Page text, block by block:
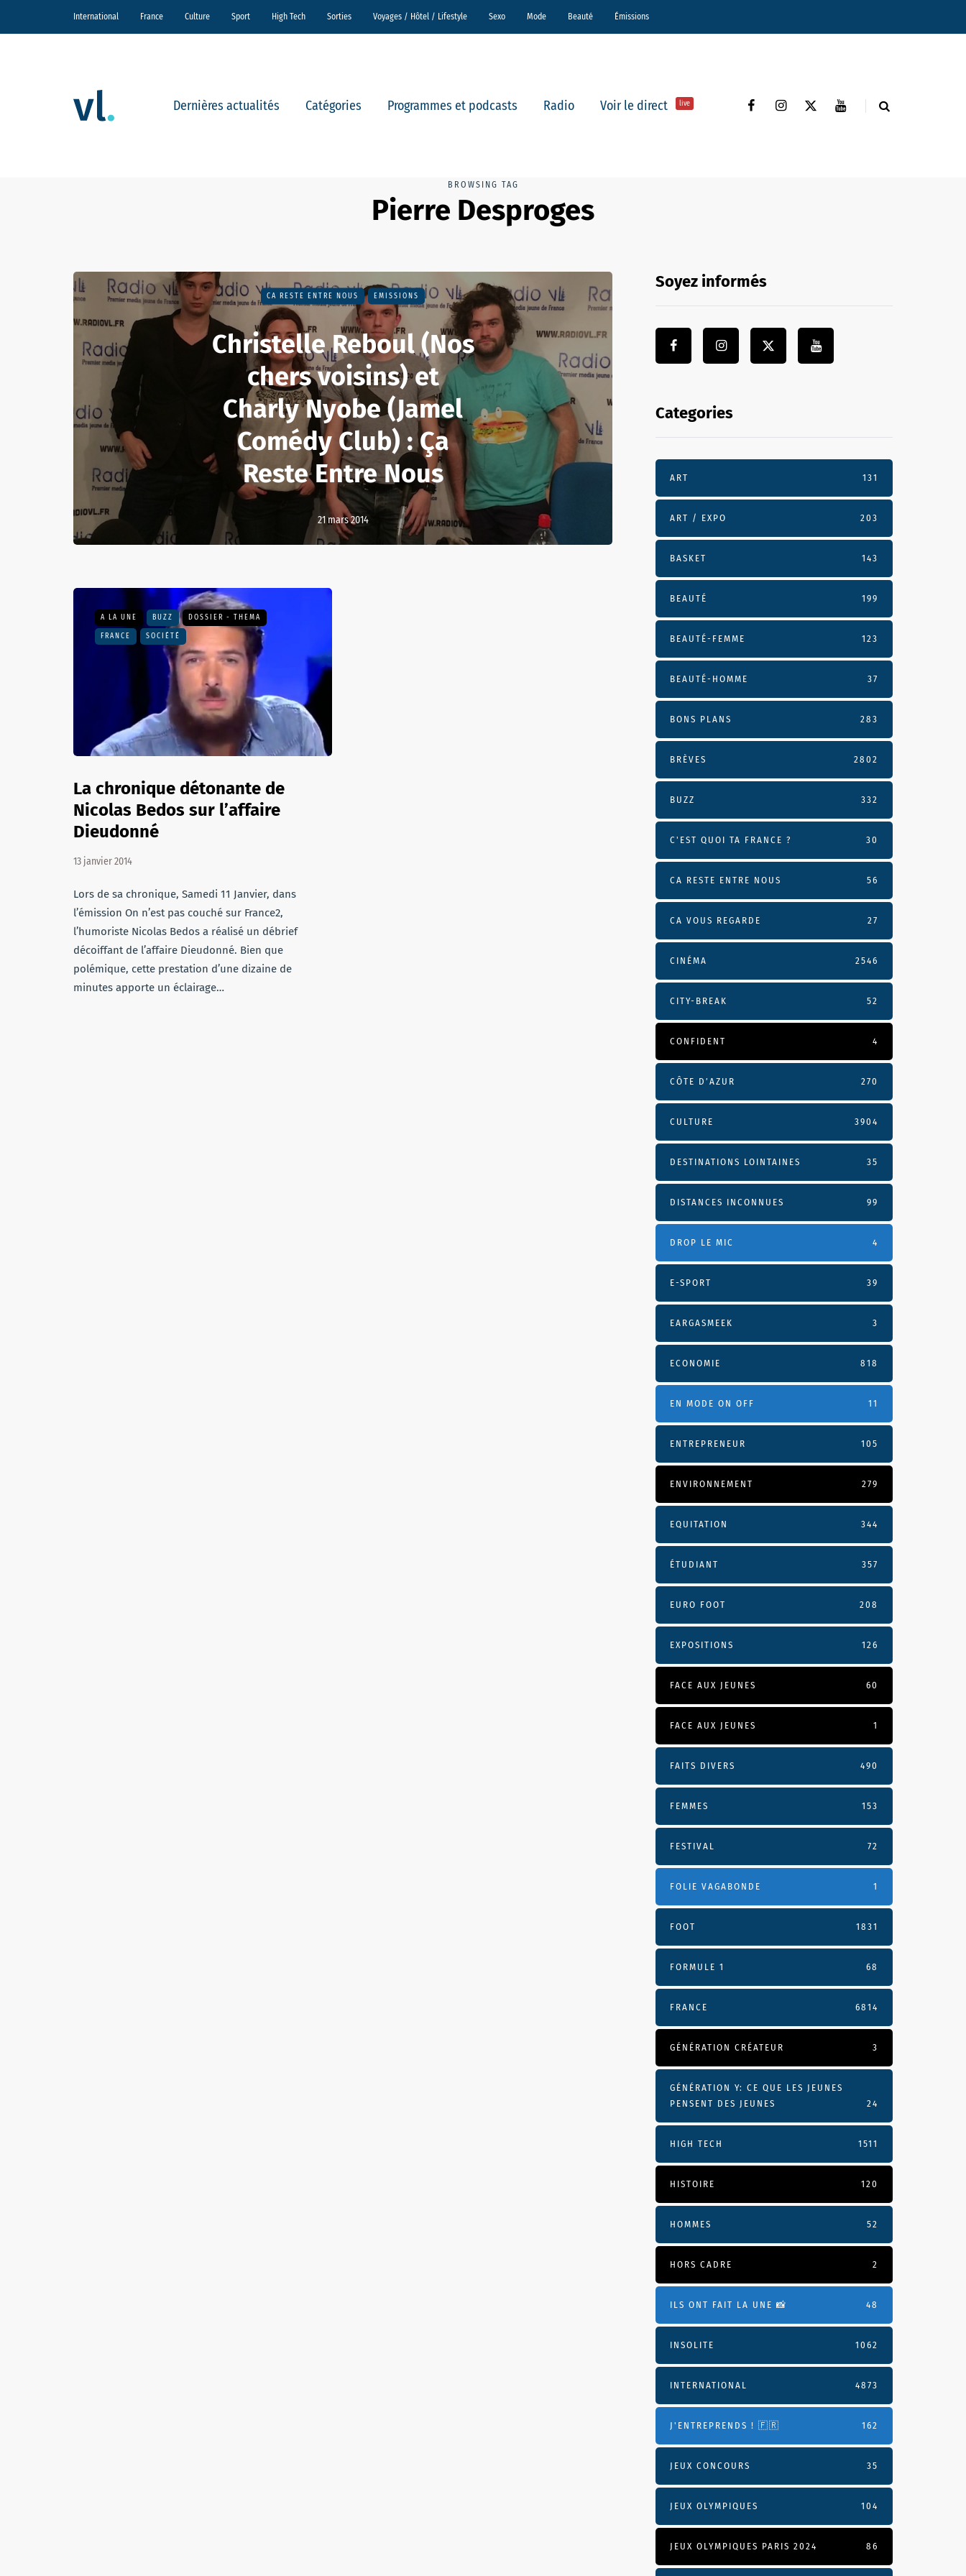
International France Culture Sport High Tech Sorties Voyages / Hôtel / Lifestyle Sexo Mode Beauté Émissions
Dernières actualités Catégories Programmes et podcasts Radio Voir le direct live
BROWSING TAG
Pierre Desproges
CA RESTE ENTRE NOUS EMISSIONS
Christelle Reboul (Nos
chers voisins) et
Charly Nyobe (Jamel
Comédy Club) : Ça
Reste Entre Nous
21 mars 2014
A LA UNE BUZZ DOSSIER - THEMA
FRANCE SOCIÉTÉ
La chronique détonante de
Nicolas Bedos sur l’affaire
Dieudonné
13 janvier 2014
Lors de sa chronique, Samedi 11 Janvier, dans
l’émission On n’est pas couché sur France2,
l’humoriste Nicolas Bedos a réalisé un débrief
décoiffant de l’affaire Dieudonné. Bien que
polémique, cette prestation d’une dizaine de
minutes apporte un éclairage…
Soyez informés
Categories
ART 131
ART / EXPO 203
BASKET 143
BEAUTÉ 199
BEAUTÉ-FEMME 123
BEAUTÉ-HOMME 37
BONS PLANS 283
BRÈVES 2802
BUZZ 332
C'EST QUOI TA FRANCE ? 30
CA RESTE ENTRE NOUS 56
CA VOUS REGARDE 27
CINÉMA 2546
CITY-BREAK 52
CONFIDENT 4
CÔTE D’AZUR 270
CULTURE 3904
DESTINATIONS LOINTAINES 35
DISTANCES INCONNUES 99
DROP LE MIC 4
E-SPORT 39
EARGASMEEK 3
ECONOMIE 818
EN MODE ON OFF 11
ENTREPRENEUR 105
ENVIRONNEMENT 279
EQUITATION 344
ÉTUDIANT 357
EURO FOOT 208
EXPOSITIONS 126
FACE AUX JEUNES 60
FACE AUX JEUNES 1
FAITS DIVERS 490
FEMMES 153
FESTIVAL 72
FOLIE VAGABONDE 1
FOOT 1831
FORMULE 1 68
FRANCE 6814
GÉNÉRATION CRÉATEUR 3
GÉNÉRATION Y: CE QUE LES JEUNES
PENSENT DES JEUNES
24
HIGH TECH 1511
HISTOIRE 120
HOMMES 52
HORS CADRE 2
ILS ONT FAIT LA UNE 📸 48
INSOLITE 1062
INTERNATIONAL 4873
J'ENTREPRENDS ! 🇫🇷 162
JEUX CONCOURS 35
JEUX OLYMPIQUES 104
JEUX OLYMPIQUES PARIS 2024 86